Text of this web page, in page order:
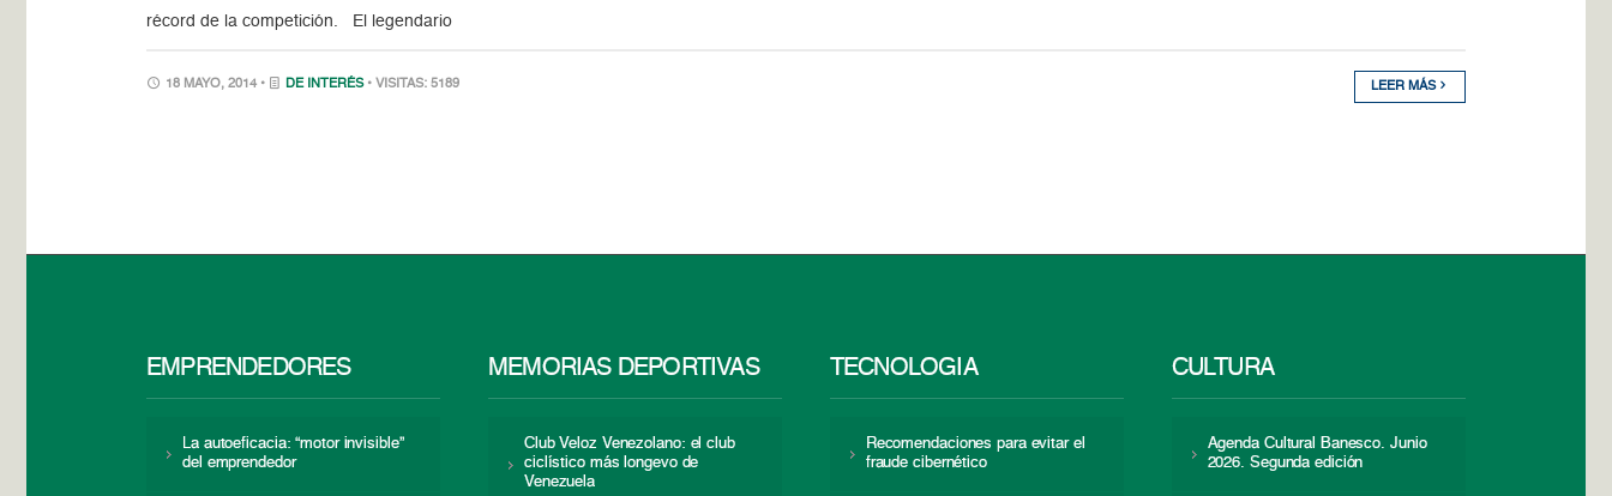
récord de la competición. El legendario
18 MAYO, 2014 • DE INTERÉS • VISITAS: 5189 LEER MÁS
EMPRENDEDORES
La autoeficacia: “motor invisible”
del emprendedor
MEMORIAS DEPORTIVAS
Club Veloz Venezolano: el club
ciclístico más longevo de
Venezuela
TECNOLOGÍA
Recomendaciones para evitar el
fraude cibernético
CULTURA
Agenda Cultural Banesco. Junio
2026. Segunda edición